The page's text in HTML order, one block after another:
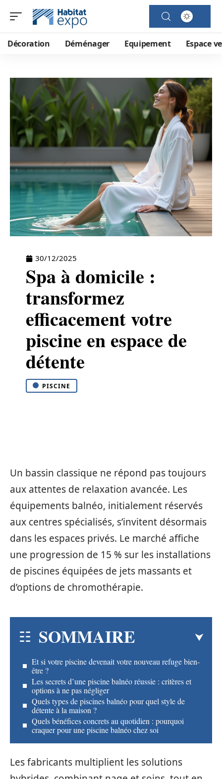
Décoration Déménager Equipement Espace
30/12/2025
Spa à domicile :
transformez
efficacement votre
piscine en espace de
détente
PISCINE
Un bassin classique ne répond pas toujours
aux attentes de relaxation avancée. Les
équipements balnéo, initialement réservés
aux centres spécialisés, s’invitent désormais
dans les espaces privés. Le marché affiche
une progression de 15 % sur les installations
de piscines équipées de jets massants et
d’options de chromothérapie.
SOMMAIRE
Et si votre piscine devenait votre nouveau refuge bien-
être ?
Les secrets d’une piscine balnéo réussie : critères et
options à ne pas négliger
Quels types de piscines balnéo pour quel style de
détente à la maison ?
Quels bénéfices concrets au quotidien : pourquoi
craquer pour une piscine balnéo chez soi
Les fabricants multiplient les solutions